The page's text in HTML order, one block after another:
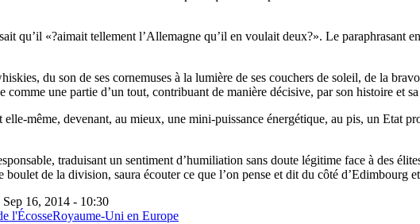
qu’il «?aimait tellement l’Allemagne qu’il en voulait deux?». Le paraphrasant
du son de ses cornemuses à la lumière de ses couchers de soleil, de la
comme une partie d’un tout, contribuant de manière décisive, par son histoire et
elle-même, devenant, au mieux, une mini-puissance énergétique, au pis, un Etat
traduisant un sentiment d’humiliation sans doute légitime face à des
de la division, saura écouter ce que l’on pense et dit du côté d’Edimbourg
16, 2014 - 10:30
l'ÉcosseRoyaume-Uni en Europe